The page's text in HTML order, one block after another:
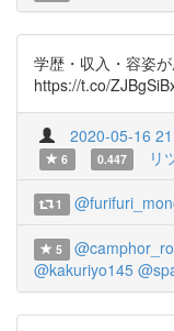
学歴・収入・容姿
https://t.co/
2020-05-16
6
0.447 リ
1
5
@kakuriyo145